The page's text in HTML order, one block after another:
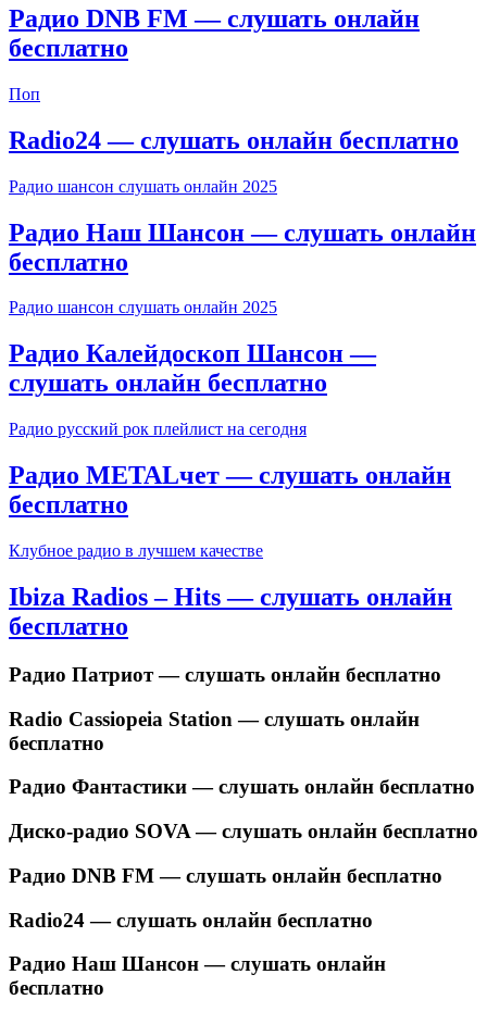
Радио DNB FM — слушать онлайн
бесплатно
Поп
Radio24 — слушать онлайн бесплатно
Радио шансон слушать онлайн 2025
Радио Наш Шансон — слушать онлайн
бесплатно
Радио шансон слушать онлайн 2025
Радио Калейдоскоп Шансон —
слушать онлайн бесплатно
Радио русский рок плейлист на сегодня
Радио METALчет — слушать онлайн
бесплатно
Клубное радио в лучшем качестве
Ibiza Radios – Hits — слушать онлайн
бесплатно
Радио Патриот — слушать онлайн бесплатно
Radio Cassiopeia Station — слушать онлайн
бесплатно
Радио Фантастики — слушать онлайн бесплатно
Диско-радио SOVA — слушать онлайн бесплатно
Радио DNB FM — слушать онлайн бесплатно
Radio24 — слушать онлайн бесплатно
Радио Наш Шансон — слушать онлайн
бесплатно